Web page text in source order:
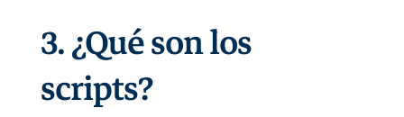
3. ¿Qué son los
scripts?